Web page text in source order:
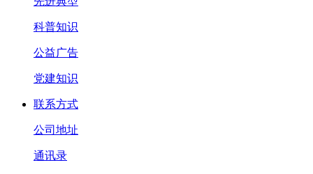
科普知识
公益广告
党建知识
联系方式
公司地址
通讯录